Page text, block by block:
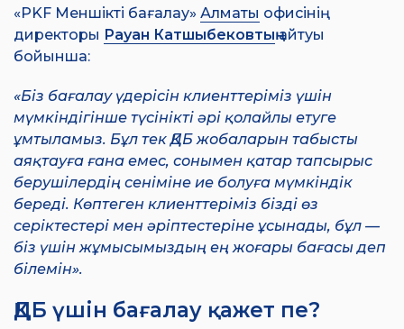
«PKF Меншікті бағалау» Алматы офисінің
директоры Рауан Катшыбековтыңайтуы
бойынша:
«Біз бағалау үдерісін клиенттеріміз үшін
мүмкіндігінше түсінікті әрі қолайлы етуге
ұмтыламыз. Бұл тек ҚДБ жобаларын табысты
аяқтауға ғана емес, сонымен қатар тапсырыс
берушілердің сеніміне ие болуға мүмкіндік
береді. Көптеген клиенттеріміз бізді өз
серіктестері мен әріптестеріне ұсынады, бұл —
біз үшін жұмысымыздың ең жоғары бағасы деп
білемін».
ҚДБ үшін бағалау қажет пе?